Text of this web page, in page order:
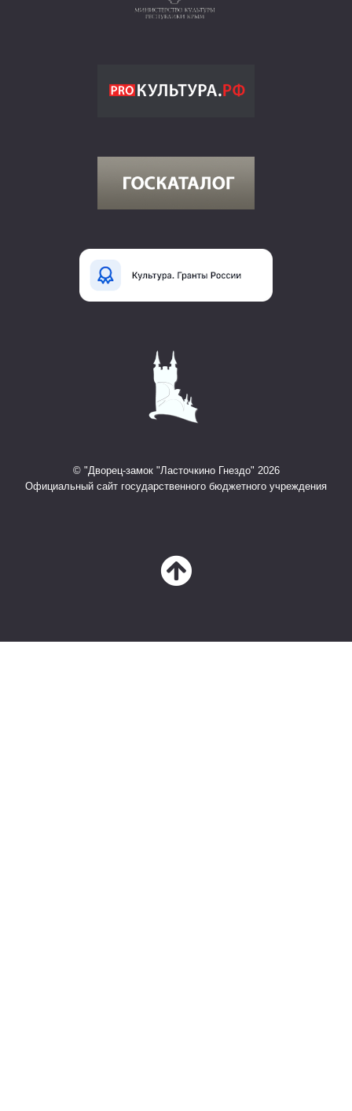
© "Дворец-замок "Ласточкино Гнездо" 2026
Официальный сайт государственного бюджетного учреждения